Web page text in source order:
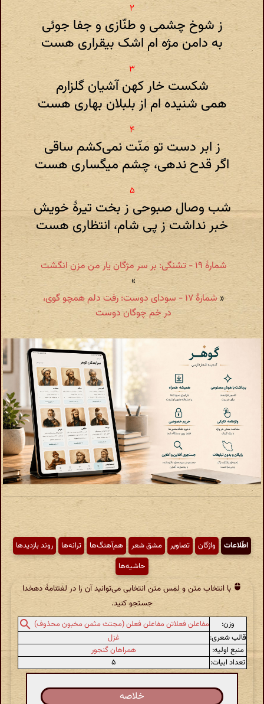
ز شوخ چشمی و طنّازی و جفا جوئی
به دامن مژه ام اشک بیقراری هست
شکست خار کهن آشیان گلزارم
همی شنیده ام از بلبلان بهاری هست
ز ابر دست تو منّت نمی‌کشم ساقی
اگر قدح ندهی، چشم میگساری هست
شب وصال صبوحی ز بخت تیرهٔ خویش
خبر نداشت ز پی شام، انتظاری هست
شمارهٔ ۱۹ - تشنگی: بر سر مژگان یار من مزن انگشت
»
«
شمارهٔ ۱۷ - سودای دوست: رفت دلم همچو گوی،
در خم چوگان دوست
اطّلاعات واژگان تصاویر مشق شعر هم‌آهنگ‌ها ترانه‌ها
روند بازدیدها
حاشیه‌ها
با انتخاب متن و لمس متن انتخابی می‌توانید آن را در لغتنامهٔ دهخدا
جستجو کنید.
وزن:
مفاعلن فعلاتن مفاعلن فعلن (مجتث مثمن مخبون محذوف)
قالب شعری:
غزل
منبع اولیه:
همراهان گنجور
تعداد ابیات:
۵
خلاصه